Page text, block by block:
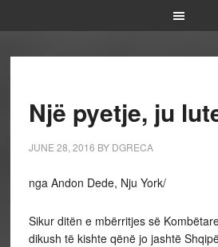
Një pyetje, ju
JUNE 28, 2016 BY DGRECA
nga Andon Dede, Nju York/
Sikur ditën e mbërritjes së
dikush të kishte qënë jo jashtë